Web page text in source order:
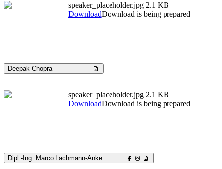
speaker_placeholder.jpg 2.1 KB
DownloadDownload is being prepared
Deepak Chopra
speaker_placeholder.jpg 2.1 KB
DownloadDownload is being prepared
Dipl.-Ing. Marco Lachmann-Anke